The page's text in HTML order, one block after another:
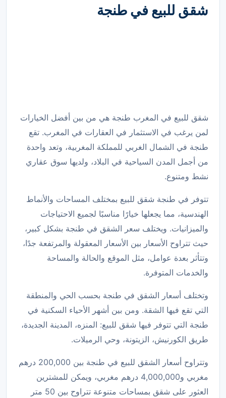
شقق للبيع في طنجة
شقق للبيع في المغرب طنجة هي من بين أفضل الخيارات
لمن يرغب في الاستثمار في العقارات في المغرب. تقع
طنجة في الشمال الغربي للمملكة المغربية، وتعد واحدة
من أجمل المدن السياحية في البلاد، ولديها سوق عقاري
نشط ومتنوع.
تتوفر في طنجة شقق للبيع بمختلف المساحات والأنماط
الهندسية، مما يجعلها خيارًا مناسبًا لجميع الاحتياجات
والميزانيات. ويختلف سعر الشقق في طنجة بشكل كبير،
حيث تتراوح الأسعار بين الأسعار المعقولة والمرتفعة جدًا،
وتتأثر بعدة عوامل، مثل الموقع والحالة والمساحة
والخدمات المتوفرة.
وتختلف أسعار الشقق في طنجة بحسب الحي والمنطقة
التي تقع فيها الشقة. ومن بين أشهر الأحياء السكنية في
طنجة التي تتوفر فيها شقق للبيع: المنزه، المدينة الجديدة،
طريق الكورنيش، الزيتونة، وحي الرميلات.
وتتراوح أسعار الشقق للبيع في طنجة بين 200,000 درهم
مغربي و4,000,000 درهم مغربي، ويمكن للمشترين
العثور على شقق بمساحات متنوعة تتراوح بين 50 متر